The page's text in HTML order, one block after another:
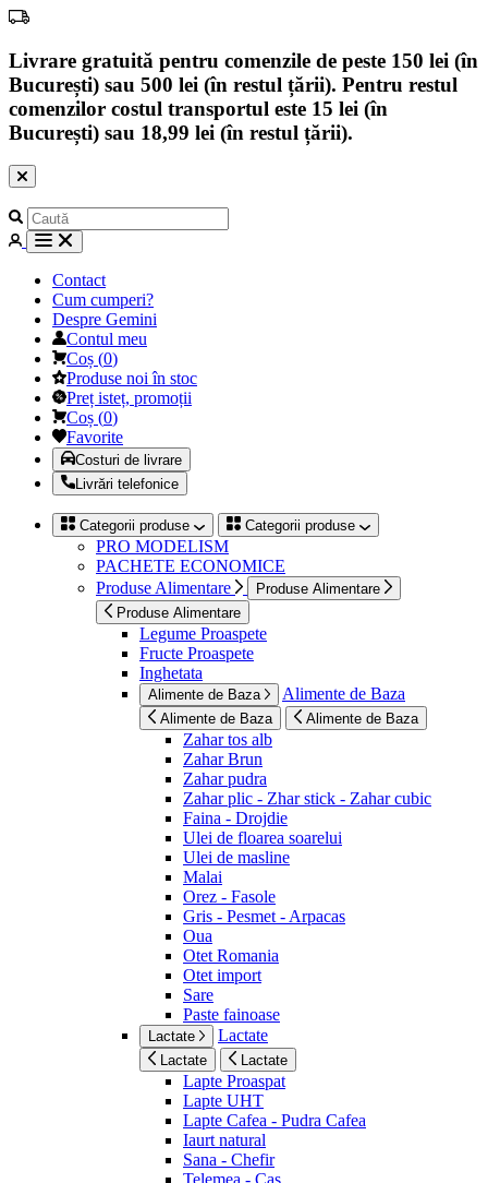
Livrare gratuită pentru comenzile de peste 150 lei (în
București) sau 500 lei (în restul țării). Pentru restul
comenzilor costul transportul este 15 lei (în
București) sau 18,99 lei (în restul țării).
Contact
Cum cumperi?
Despre Gemini
Contul meu
Coș (0)
Produse noi în stoc
Preț isteț, promoții
Coș (0)
Favorite
Costuri de livrare
Livrări telefonice
Categorii produse Categorii produse
PRO MODELISM
PACHETE ECONOMICE
Produse Alimentare
Produse Alimentare
Produse Alimentare
Legume Proaspete
Fructe Proaspete
Inghetata
Alimente de Baza Alimente de Baza
Alimente de Baza Alimente de Baza
Zahar tos alb
Zahar Brun
Zahar pudra
Zahar plic - Zhar stick - Zahar cubic
Faina - Drojdie
Ulei de floarea soarelui
Ulei de masline
Malai
Orez - Fasole
Gris - Pesmet - Arpacas
Oua
Otet Romania
Otet import
Sare
Paste fainoase
Lactate Lactate
Lactate Lactate
Lapte Proaspat
Lapte UHT
Lapte Cafea - Pudra Cafea
Iaurt natural
Sana - Chefir